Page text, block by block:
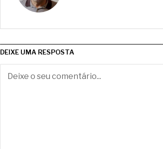
DEIXE UMA RESPOSTA